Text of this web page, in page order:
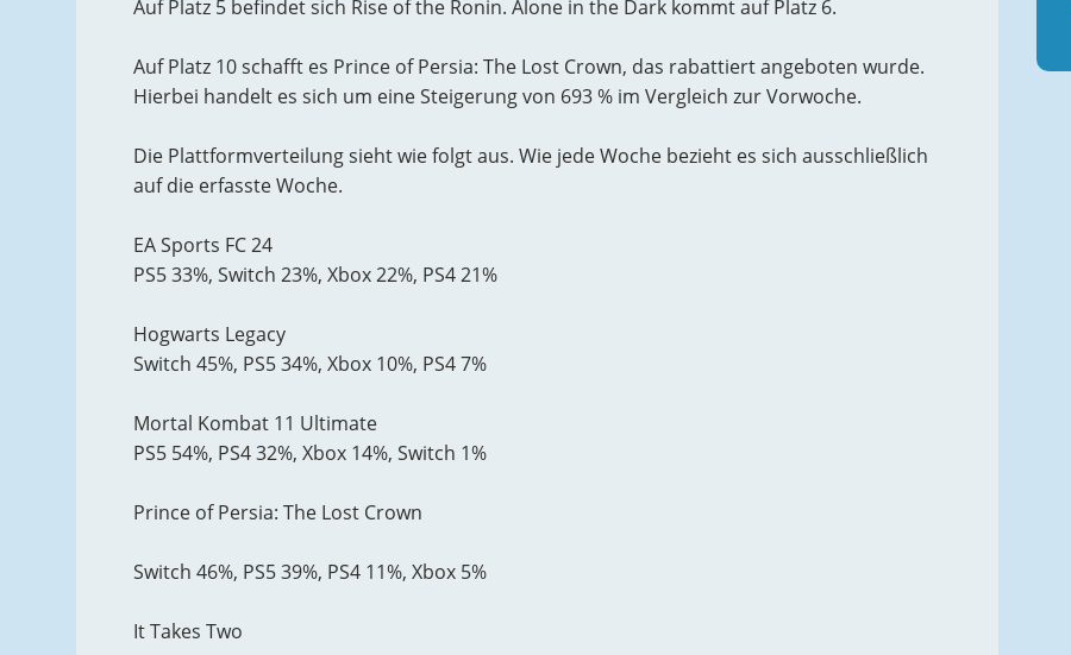
Auf Platz 5 befindet sich Rise of the Ronin. Alone in the Dark kommt auf Platz 6.
Auf Platz 10 schafft es Prince of Persia: The Lost Crown, das rabattiert angeboten wurde.
Hierbei handelt es sich um eine Steigerung von 693 % im Vergleich zur Vorwoche.
Die Plattformverteilung sieht wie folgt aus. Wie jede Woche bezieht es sich ausschließlich
auf die erfasste Woche.
EA Sports FC 24
PS5 33%, Switch 23%, Xbox 22%, PS4 21%
Hogwarts Legacy
Switch 45%, PS5 34%, Xbox 10%, PS4 7%
Mortal Kombat 11 Ultimate
PS5 54%, PS4 32%, Xbox 14%, Switch 1%
Prince of Persia: The Lost Crown
Switch 46%, PS5 39%, PS4 11%, Xbox 5%
It Takes Two